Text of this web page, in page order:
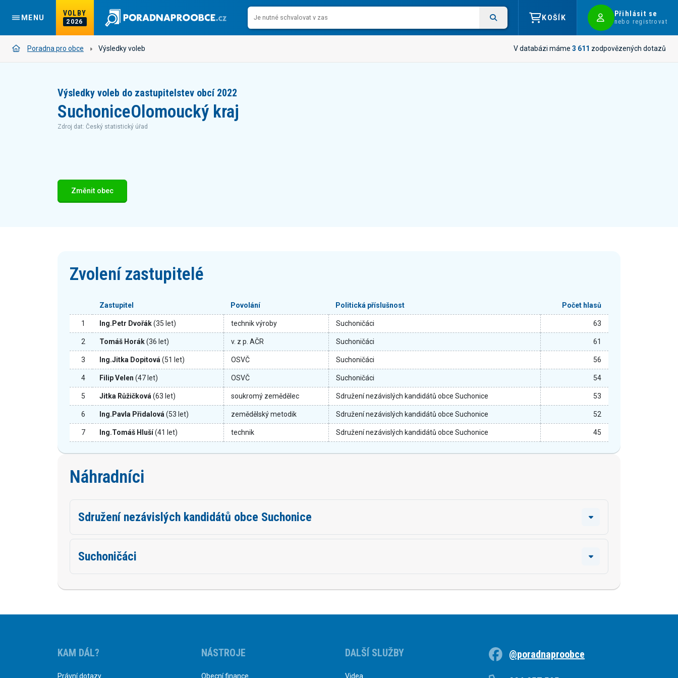
MENU
VOLBY
2026
KOŠÍK Přihlásit se
nebo registrovat
Poradna pro obce Výsledky voleb V databázi máme 3 611 zodpovězených dotazů
Výsledky voleb do zastupitelstev obcí 2022
SuchoniceOlomoucký kraj
Zdroj dat: Český statistický úřad
Změnit obec
Zvolení zastupitelé
Zastupitel Povolání Politická příslušnost Počet hlasů
1 Ing.Petr Dvořák(35 let) technik výroby Suchoničáci 63
2 Tomáš Horák(36 let) v. z p. AČR Suchoničáci 61
3 Ing.Jitka Dopitová (51 let) OSVČ Suchoničáci 56
4 Filip Velen (47 let) OSVČ Suchoničáci 54
5 Jitka Růžičková (63 let) soukromý zemědělec Sdružení nezávislých kandidátů obce Suchonice 53
6 Ing.Pavla Přidalová (53 let) zemědělský metodik Sdružení nezávislých kandidátů obce Suchonice 52
7 Ing.Tomáš Hluší(41 let) technik Sdružení nezávislých kandidátů obce Suchonice 45
Náhradníci
Sdružení nezávislých kandidátů obce Suchonice
Suchoničáci
KAM DÁL?
Právní dotazy
NÁSTROJE
Obecní finance
DALŠÍ SLUŽBY
Videa
@poradnaproobce